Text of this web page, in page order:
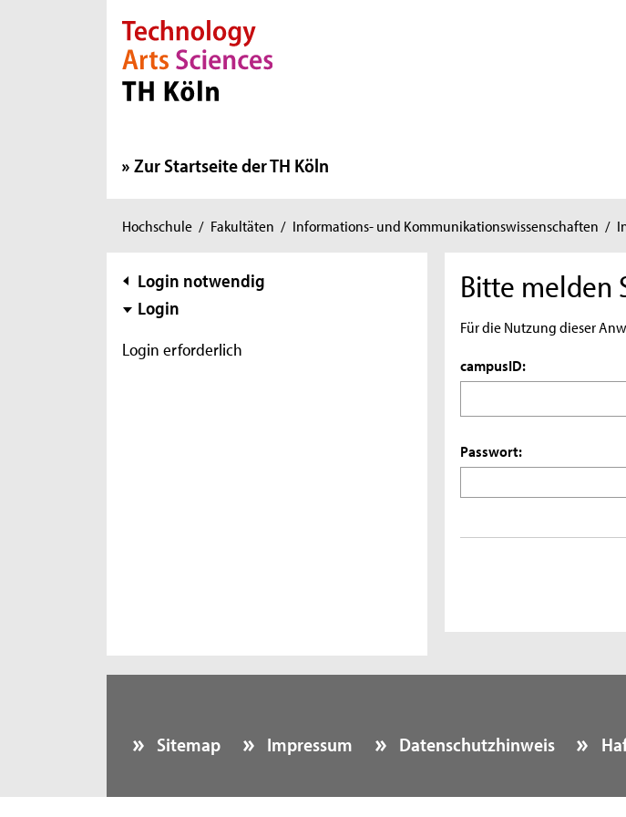
Direkt zur Hauptnavigation
Direkt zur Subnavigation
Direkt zum Inhalt
Direkt zum Fußbereich
Zur Startseite der TH Köln
Sie
hier:
Hochschule / Fakultäten / Informations- und Kommunikationswissenschaften /
Subnavigation
Login notwendig
Login
Login erforderlich
Bitte melden
Für die Nutzung dieser
campusID:
Passwort:
Sitemap Impressum Datenschutzhinweis